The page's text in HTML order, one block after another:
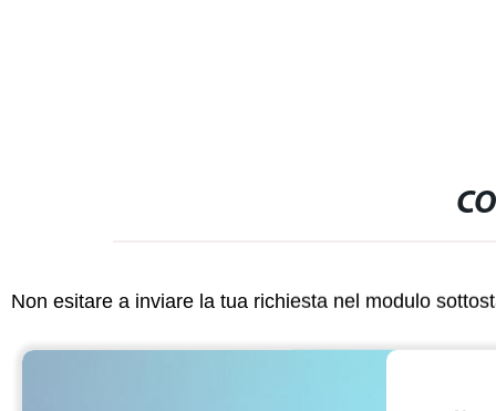
Non esitare a inviare la tua richiesta nel modulo